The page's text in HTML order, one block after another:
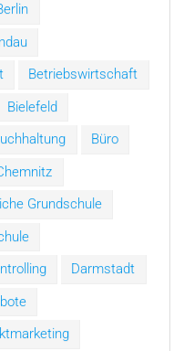
Betriebswirtschaft
Bielefeld
Büro
Grundschule
Darmstadt